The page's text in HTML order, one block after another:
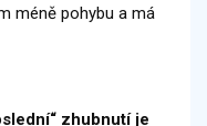
méně pohybu a má
zhubnutí je